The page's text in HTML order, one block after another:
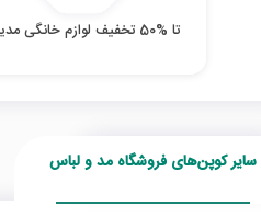
تا %50 تخفیف لوازم خانگی مدیسه
سایر کوپن‌های فروشگاه مد و لباس